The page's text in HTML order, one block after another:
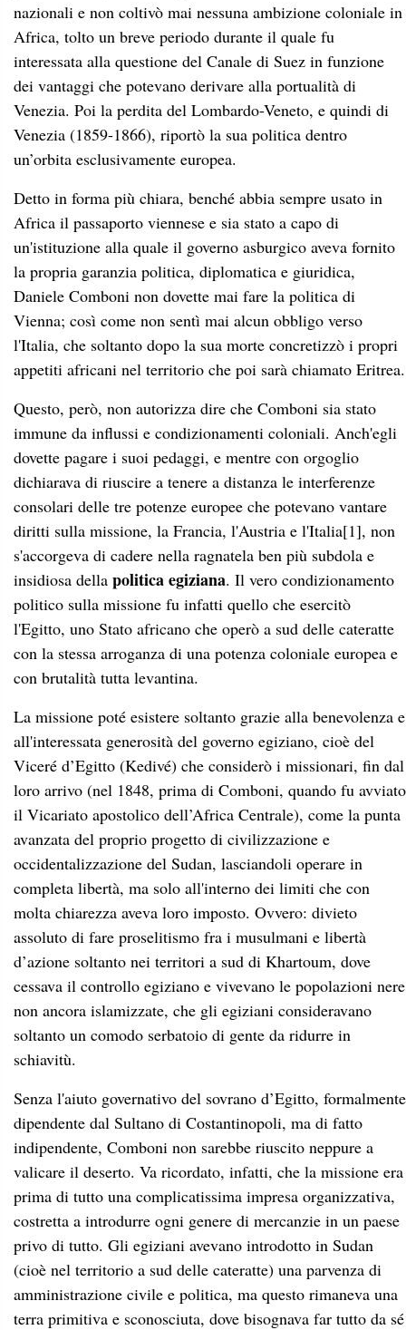
nazionali e non coltivò mai nessuna ambizione coloniale in
Africa, tolto un breve periodo durante il quale fu
interessata alla questione del Canale di Suez in funzione
dei vantaggi che potevano derivare alla portualità di
Venezia. Poi la perdita del Lombardo-Veneto, e quindi di
Venezia (1859-1866), riportò la sua politica dentro
un’orbita esclusivamente europea.
Detto in forma più chiara, benché abbia sempre usato in
Africa il passaporto viennese e sia stato a capo di
un'istituzione alla quale il governo asburgico aveva fornito
la propria garanzia politica, diplomatica e giuridica,
Daniele Comboni non dovette mai fare la politica di
Vienna; così come non sentì mai alcun obbligo verso
l'Italia, che soltanto dopo la sua morte concretizzò i propri
appetiti africani nel territorio che poi sarà chiamato Eritrea.
Questo, però, non autorizza dire che Comboni sia stato
immune da influssi e condizionamenti coloniali. Anch'egli
dovette pagare i suoi pedaggi, e mentre con orgoglio
dichiarava di riuscire a tenere a distanza le interferenze
consolari delle tre potenze europee che potevano vantare
diritti sulla missione, la Francia, l'Austria e l'Italia[1], non
s'accorgeva di cadere nella ragnatela ben più subdola e
insidiosa della politica egiziana. Il vero condizionamento
politico sulla missione fu infatti quello che esercitò
l'Egitto, uno Stato africano che operò a sud delle cateratte
con la stessa arroganza di una potenza coloniale europea e
con brutalità tutta levantina.
La missione poté esistere soltanto grazie alla benevolenza e
all'interessata generosità del governo egiziano, cioè del
Viceré d’Egitto (Kedivé) che considerò i missionari, fin dal
loro arrivo (nel 1848, prima di Comboni, quando fu avviato
il Vicariato apostolico dell’Africa Centrale), come la punta
avanzata del proprio progetto di civilizzazione e
occidentalizzazione del Sudan, lasciandoli operare in
completa libertà, ma solo all'interno dei limiti che con
molta chiarezza aveva loro imposto. Ovvero: divieto
assoluto di fare proselitismo fra i musulmani e libertà
d’azione soltanto nei territori a sud di Khartoum, dove
cessava il controllo egiziano e vivevano le popolazioni nere
non ancora islamizzate, che gli egiziani consideravano
soltanto un comodo serbatoio di gente da ridurre in
schiavitù.
Senza l'aiuto governativo del sovrano d’Egitto, formalmente
dipendente dal Sultano di Costantinopoli, ma di fatto
indipendente, Comboni non sarebbe riuscito neppure a
valicare il deserto. Va ricordato, infatti, che la missione era
prima di tutto una complicatissima impresa organizzativa,
costretta a introdurre ogni genere di mercanzie in un paese
privo di tutto. Gli egiziani avevano introdotto in Sudan
(cioè nel territorio a sud delle cateratte) una parvenza di
amministrazione civile e politica, ma questo rimaneva una
terra primitiva e sconosciuta, dove bisognava far tutto da sé